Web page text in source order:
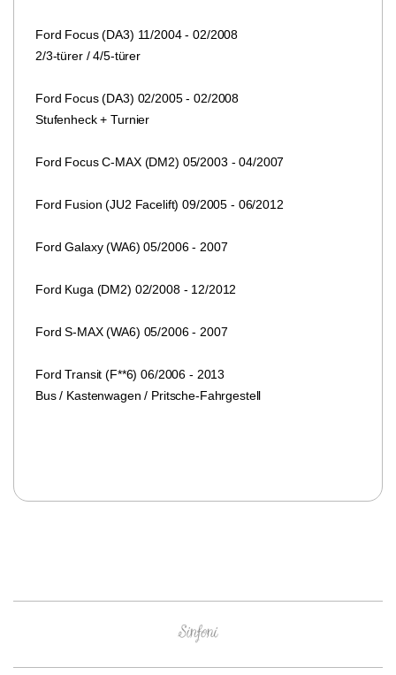
Ford Focus (DA3) 11/2004 - 02/2008
2/3-türer / 4/5-türer
Ford Focus (DA3) 02/2005 - 02/2008
Stufenheck + Turnier
Ford Focus C-MAX (DM2) 05/2003 - 04/2007
Ford Fusion (JU2 Facelift) 09/2005 - 06/2012
Ford Galaxy (WA6) 05/2006 - 2007
Ford Kuga (DM2) 02/2008 - 12/2012
Ford S-MAX (WA6) 05/2006 - 2007
Ford Transit (F**6) 06/2006 - 2013
Bus / Kastenwagen / Pritsche-Fahrgestell